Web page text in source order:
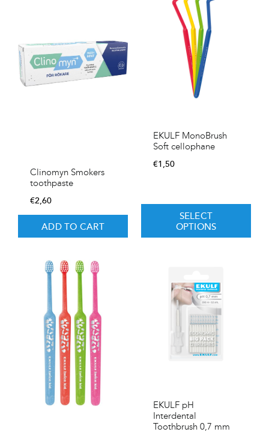
Clinomyn Smokers
toothpaste
€2,60
ADD TO CART
EKULF MonoBrush
Soft cellophane
€1,50
SELECT
OPTIONS
EKULF pH
Interdental
Toothbrush 0,7 mm